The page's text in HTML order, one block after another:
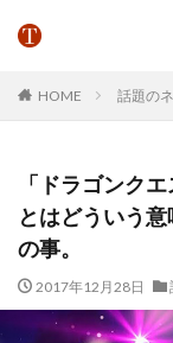
HOME 話題の
「ドラゴンク
とはどういう
の事。
2017年12月28日